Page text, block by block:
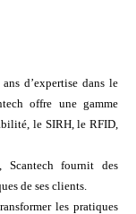
d’expertise dans le
offre une gamme
le SIRH, le RFID,
fournit des
de ses clients.
les pratiques